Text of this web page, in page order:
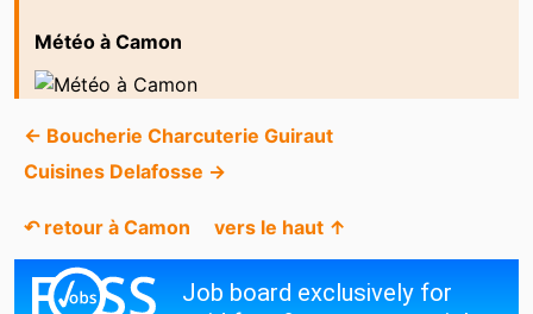
Météo à Camon
← Boucherie Charcuterie Guiraut
Cuisines Delafosse →
↶ retour à Camon vers le haut ↑